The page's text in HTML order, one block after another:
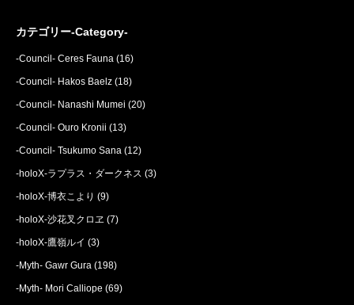
カテゴリー-Category-
-Council- Ceres Fauna (16)
-Council- Hakos Baelz (18)
-Council- Nanashi Mumei (20)
-Council- Ouro Kronii (13)
-Council- Tsukumo Sana (12)
-holoX-ラプラス・ダークネス (3)
-holoX-博衣こより (9)
-holoX-沙花叉クロヱ (7)
-holoX-鷹嶺ルイ (3)
-Myth- Gawr Gura (198)
-Myth- Mori Calliope (69)